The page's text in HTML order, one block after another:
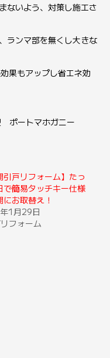
ないよう、対策し施工さ
ランマ部を無くし大きな
果もアップし省エネ効
ートマホガニー
引戸リフォーム】たっ
で簡易タッチキー仕様
にお取替え！
1月29日
フォーム